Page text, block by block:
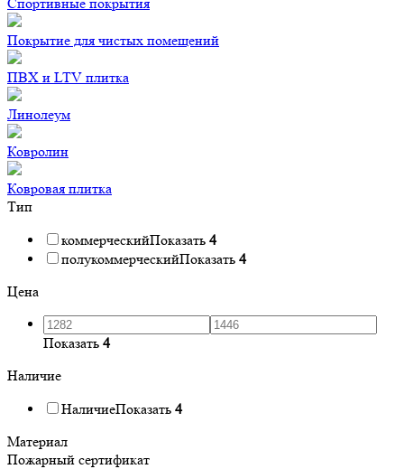
Покрытие для чистых помещений
ПВХ и LTV плитка
Линолеум
Ковролин
Ковровая плитка
Тип
коммерческийПоказать 4
полукоммерческийПоказать 4
Цена
Показать 4
Наличие
НаличиеПоказать 4
Материал
Пожарный сертификат